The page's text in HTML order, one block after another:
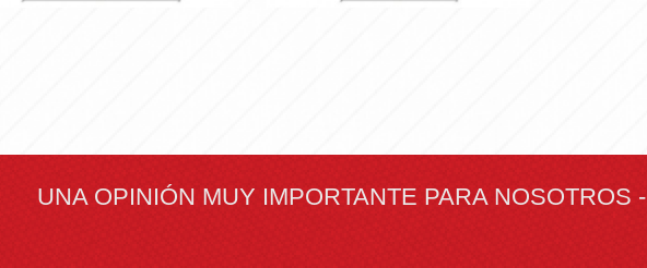
UNA OPINIÓN MUY IMPORTANTE PARA NOSOTROS -